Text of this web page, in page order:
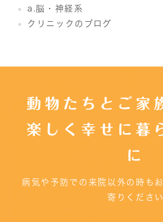
a.脳・神経系
クリニックのブログ
動物たちとご家
楽しく幸せに暮
に
病気や予防での来院以外の時も
寄りください